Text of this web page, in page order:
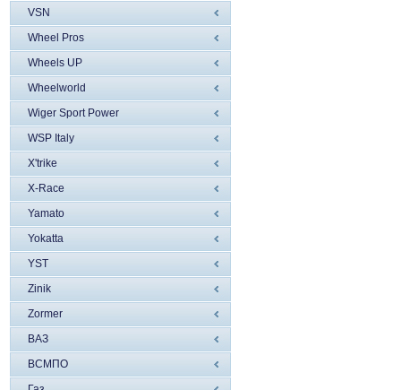
VSN
Wheel Pros
Wheels UP
Wheelworld
Wiger Sport Power
WSP Italy
X'trike
X-Race
Yamato
Yokatta
YST
Zinik
Zormer
ВАЗ
ВСМПО